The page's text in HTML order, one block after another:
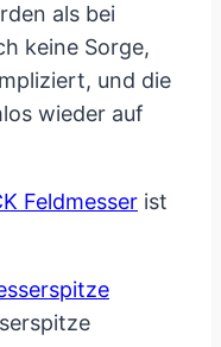
als bei
keine Sorge,
und die
wieder auf
Feldmesser ist